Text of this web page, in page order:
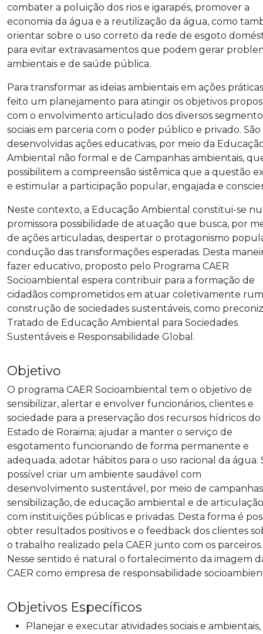
combater a poluição dos rios e igarapés, promover a
economia da água e a reutilização da água, como
orientar sobre o uso correto da rede de esgoto
para evitar extravasamentos que podem gerar
ambientais e de saúde pública.
Para transformar as ideias ambientais em ações
feito um planejamento para atingir os objetivos
com o envolvimento articulado dos diversos
sociais em parceria com o poder público e privado. São
desenvolvidas ações educativas, por meio da
Ambiental não formal e de Campanhas ambientais,
possibilitem a compreensão sistêmica que a questão
e estimular a participação popular, engajada e
Neste contexto, a Educação Ambiental constitui-se
promissora possibilidade de atuação que busca, por
de ações articuladas, despertar o protagonismo
condução das transformações esperadas. Desta
fazer educativo, proposto pelo Programa CAER
Socioambiental espera contribuir para a formação de
cidadãos comprometidos em atuar coletivamente
construção de sociedades sustentáveis, como
Tratado de Educação Ambiental para Sociedades
Sustentáveis e Responsabilidade Global.
Objetivo
O programa CAER Socioambiental tem o objetivo de
sensibilizar, alertar e envolver funcionários, clientes e
sociedade para a preservação dos recursos hídricos do
Estado de Roraima; ajudar a manter o serviço de
esgotamento funcionando de forma permanente e
adequada; adotar hábitos para o uso racional da água.
possível criar um ambiente saudável com
desenvolvimento sustentável, por meio de
sensibilização, de educação ambiental e de articulação
com instituições públicas e privadas. Desta forma é
obter resultados positivos e o feedback dos clientes
o trabalho realizado pela CAER junto com os parceiros.
Nesse sentido é natural o fortalecimento da imagem
CAER como empresa de responsabilidade
Objetivos Específicos
Planejar e executar atividades sociais e ambientais,